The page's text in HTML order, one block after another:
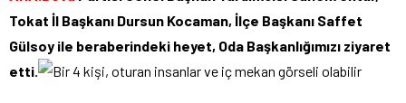
Tokat İl Başkanı Dursun Kocaman, İlçe Başkanı Saffet
Gülsoy ile beraberindeki heyet, Oda Başkanlığımızı ziyaret
etti.